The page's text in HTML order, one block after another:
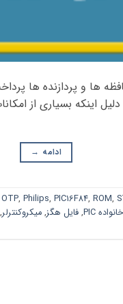
ها و پردازنده ها
اینکه بسیاری از
ادامه →
OTP, Philips, PIC16F84, ROM,
خانواده PIC , فایل هگز, میکروکنترلر,